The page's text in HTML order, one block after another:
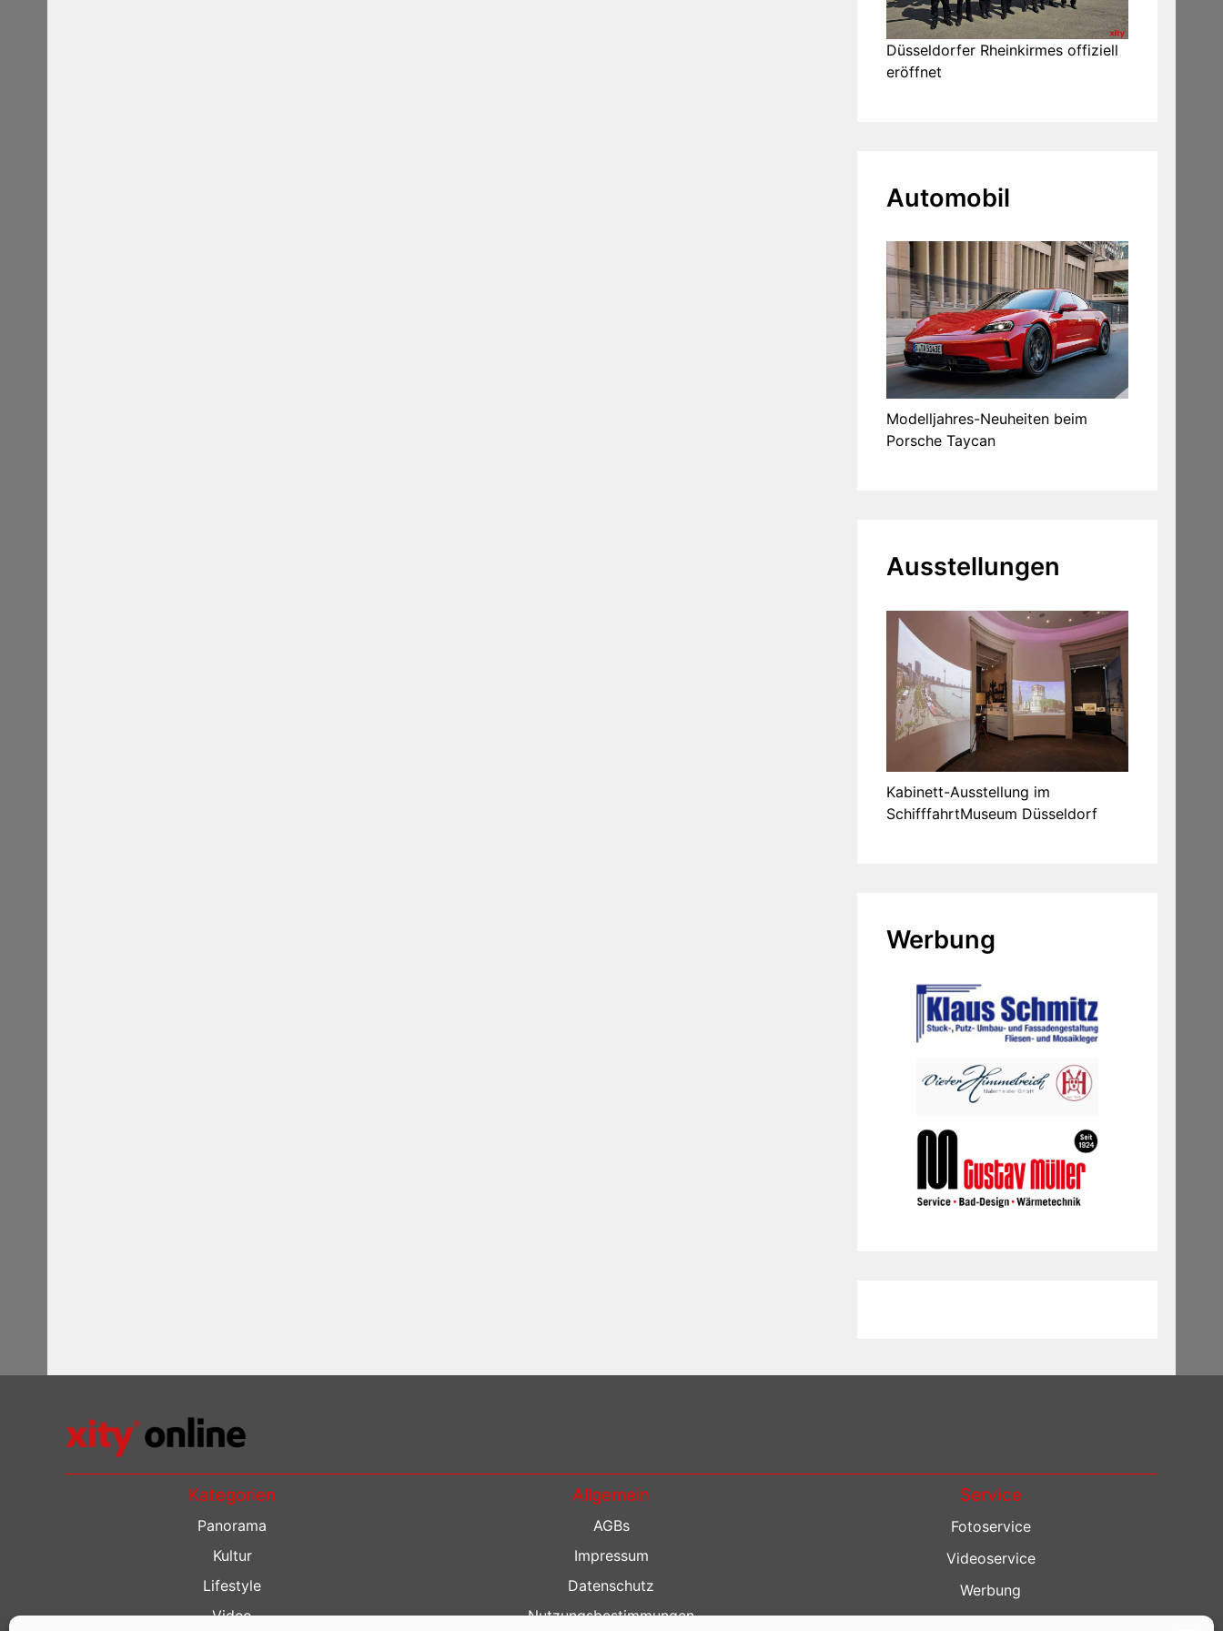
Düsseldorfer Rheinkirmes offiziell
eröffnet
Automobil
Modelljahres-Neuheiten beim
Porsche Taycan
Ausstellungen
Kabinett-Ausstellung im
SchifffahrtMuseum Düsseldorf
Werbung
Kategorien
Panorama
Kultur
Lifestyle
Video
Allgemein
AGBs
Impressum
Datenschutz
Nutzungsbestimmungen
Service
Fotoservice
Videoservice
Werbung